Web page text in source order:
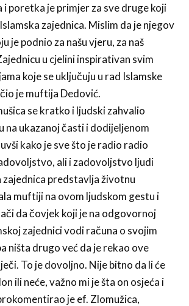
poretka je primjer za sve druge koji
zajednica. Mislim da je njegov
je podnio za našu vjeru, za naš
u cjelini inspirativan svim
koje se uključuju u rad Islamske
je muftija Dedović.
se kratko i ljudski zahvalio
na ukazanoj časti i dodijeljenom
kako je sve što je radio radio
ali i zadovoljstvo ljudi
zajednica predstavlja životnu
muftiji na ovom ljudskom gestu i
da čovjek koji je na odgovornoj
zajednici vodi računa o svojim
ništa drugo već da je rekao ove
To je dovoljno. Nije bitno da li će
ili neće, važno mi je šta on osjeća i
je ef. Zlomužica,